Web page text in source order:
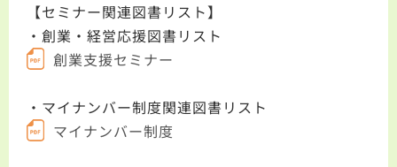
【セミナー関連図書リスト】
・創業・経営応援図書リスト
創業支援セミナー
・マイナンバー制度関連図書リスト
マイナンバー制度